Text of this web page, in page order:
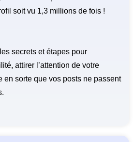
soit vu 1,3 millions de fois !
secrets et étapes pour
attirer l’attention de votre
en sorte que vos posts ne passent